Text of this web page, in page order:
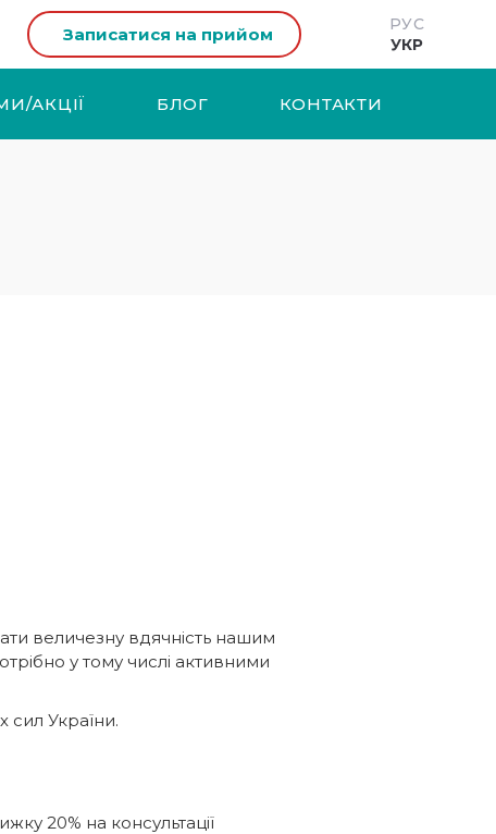
Записатися на прийом
РУС
УКР
АКЦІЇ БЛОГ КОНТАКТИ
величезну вдячність нашим
у тому числі активними
сил України.
20% на консультації